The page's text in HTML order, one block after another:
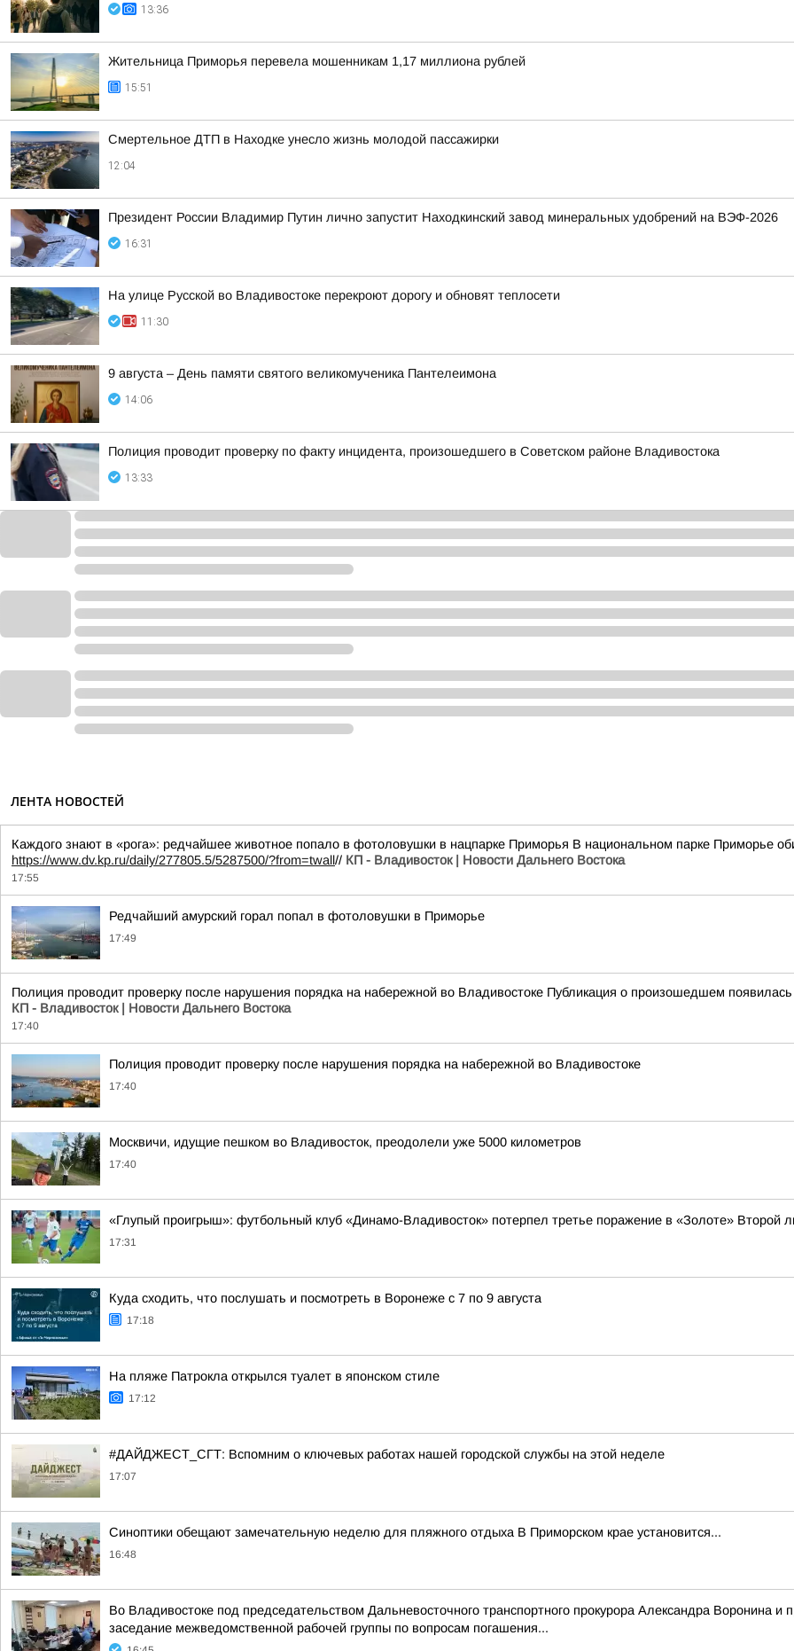
13:36
Жительница Приморья перевела мошенникам 1,17 миллиона рублей
15:51
Смертельное ДТП в Находке унесло жизнь молодой пассажирки
12:04
Президент России Владимир Путин лично запустит Находкинский завод минеральных удобрений на ВЭФ-2026
16:31
На улице Русской во Владивостоке перекроют дорогу и обновят теплосети
11:30
9 августа – День памяти святого великомученика Пантелеимона
14:06
Полиция проводит проверку по факту инцидента, произошедшего в Советском районе Владивостока
13:33
ЛЕНТА НОВОСТЕЙ
Каждого знают в «рога»: редчайшее животное попало в фотоловушки в нацпарке Приморья В национальном парке Приморье
https://www.dv.kp.ru/daily/277805.5/5287500/?from=twall// КП - Владивосток | Новости Дальнего Востока
17:55
Редчайший амурский горал попал в фотоловушки в Приморье
17:49
Полиция проводит проверку после нарушения порядка на набережной во Владивостоке Публикация о произошедшем
КП - Владивосток | Новости Дальнего Востока
17:40
Полиция проводит проверку после нарушения порядка на набережной во Владивостоке
17:40
Москвичи, идущие пешком во Владивосток, преодолели уже 5000 километров
17:40
«Глупый проигрыш»: футбольный клуб «Динамо-Владивосток» потерпел третье поражение в «Золоте» Второй
17:31
Куда сходить, что послушать и посмотреть в Воронеже с 7 по 9 августа
17:18
На пляже Патрокла открылся туалет в японском стиле
17:12
#ДАЙДЖЕСТ_СГТ: Вспомним о ключевых работах нашей городской службы на этой неделе
17:07
Синоптики обещают замечательную неделю для пляжного отдыха В Приморском крае установится...
16:48
Во Владивостоке под председательством Дальневосточного транспортного прокурора Александра Воронина
заседание межведомственной рабочей группы по вопросам погашения...